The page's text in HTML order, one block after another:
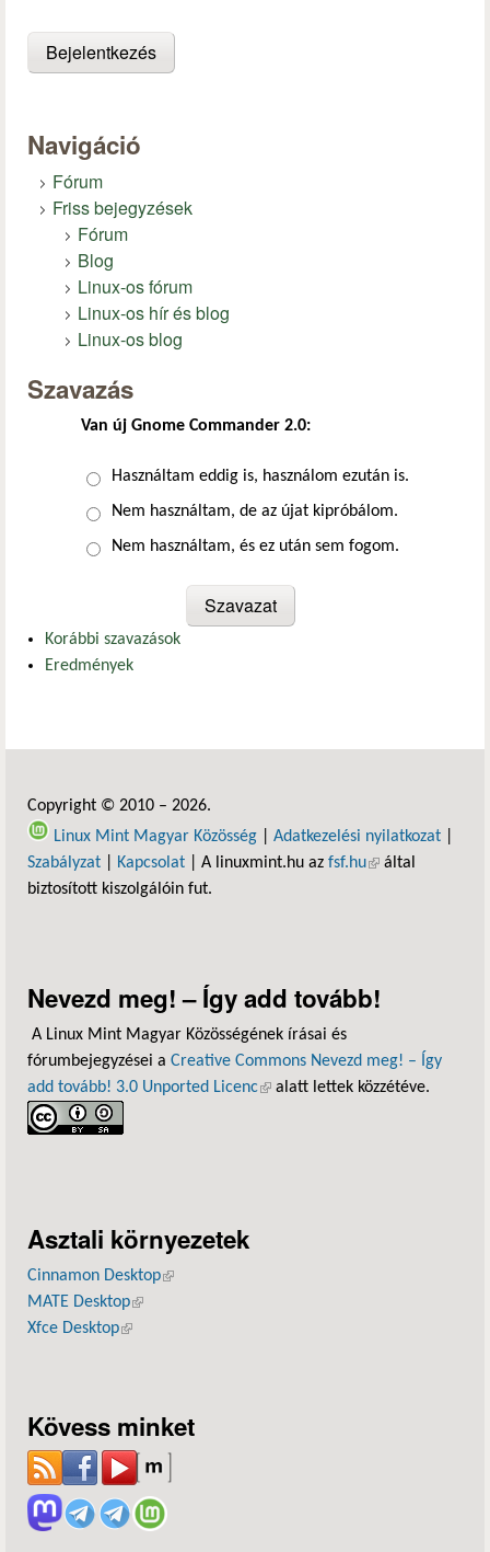
Navigáció
Fórum
Friss bejegyzések
Fórum
Blog
Linux-os fórum
Linux-os hír és blog
Linux-os blog
Szavazás
Van új Gnome Commander 2.0:
Választások
Használtam eddig is, használom ezután is.
Nem használtam, de az újat kipróbálom.
Nem használtam, és ez után sem fogom.
Korábbi szavazások
Eredmények
Copyright © 2010 – 2026.
Linux Mint Magyar Közösség
Adatkezelési nyilatkozat
Szabályzat
Kapcsolat | A linuxmint.hu az fsf.hu(külső hivatkozás)
által
biztosított kiszolgálóin fut.
Nevezd meg! – Így add tovább!
A Linux Mint Magyar Közösségének írásai és
fórumbejegyzései a Creative Commons Nevezd meg! – Így
add tovább! 3.0 Unported Licenc(külső hivatkozás)
alatt lettek közzétéve.
Asztali környezetek
Cinnamon Desktop(külső hivatkozás)
MATE Desktop(külső hivatkozás)
Xfce Desktop(külső hivatkozás)
Kövess minket